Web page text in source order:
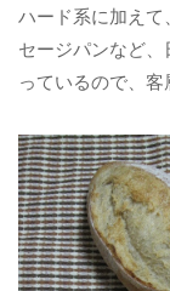
ハード系に加え
セージパンなど
っているので、客